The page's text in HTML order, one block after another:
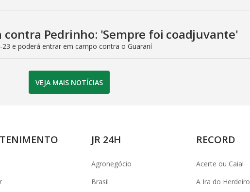
contra Pedrinho: 'Sempre foi coadjuvante'
e poderá entrar em campo contra o Guaraní
VEJA MAIS NOTÍCIAS
JR 24H
Agronegócio
Brasil
RECORD
Acerte ou Caia!
A Ira do Herdeiro